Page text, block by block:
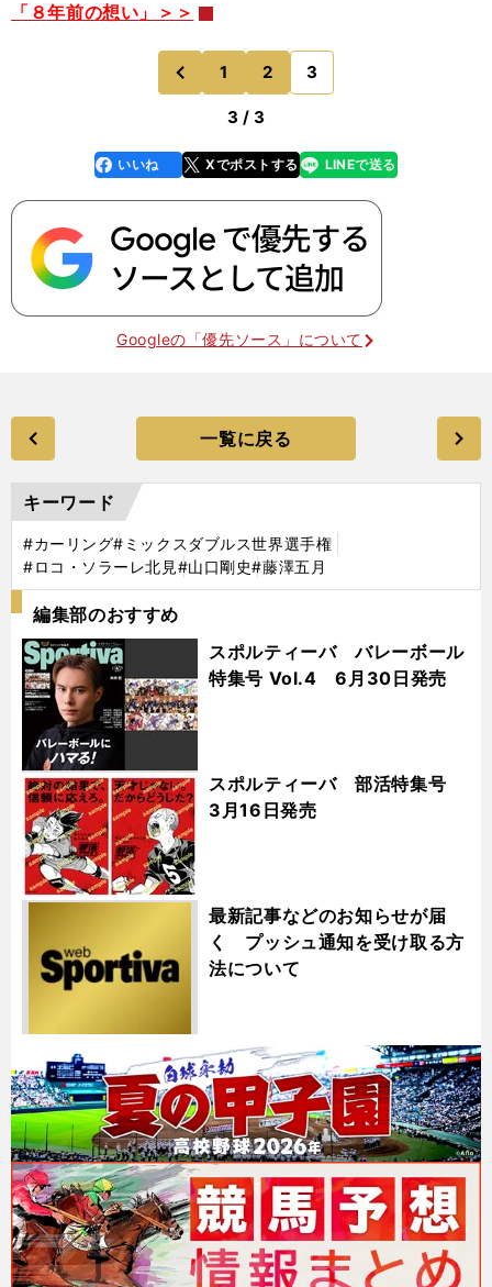
「８年前の想い」＞＞
前
のページへ
1 2 3
3 / 3
faceboo
k
いいね Xでポストする
line LINEで送る
Googleの「優先ソース」について
一覧に戻る
キーワード
#カーリング#ミックスダブルス世界選手権
#ロコ・ソラーレ北見#山口剛史#藤澤五月
編集部のおすすめ
スポルティーバ バレーボール
特集号 Vol.4 6月30日発売
スポルティーバ 部活特集号
3月16日発売
最新記事などのお知らせが届
く プッシュ通知を受け取る方
法について